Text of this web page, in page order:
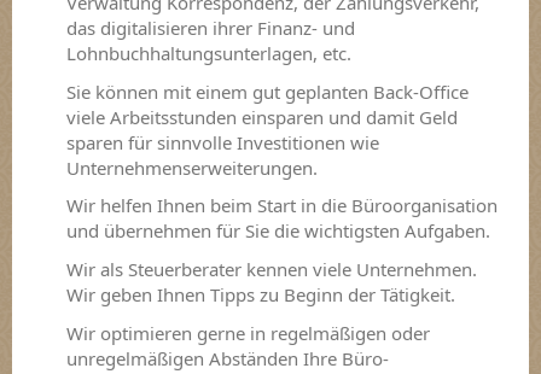
das digitalisieren ihrer Finanz- und
Lohnbuchhaltungsunterlagen, etc.
Sie können mit einem gut geplanten Back-Office
viele Arbeitsstunden einsparen und damit Geld
sparen für sinnvolle Investitionen wie
Unternehmenserweiterungen.
Wir helfen Ihnen beim Start in die Büroorganisation
und übernehmen für Sie die wichtigsten Aufgaben.
Wir als Steuerberater kennen viele Unternehmen.
Wir geben Ihnen Tipps zu Beginn der Tätigkeit.
Wir optimieren gerne in regelmäßigen oder
unregelmäßigen Abständen Ihre Büro-